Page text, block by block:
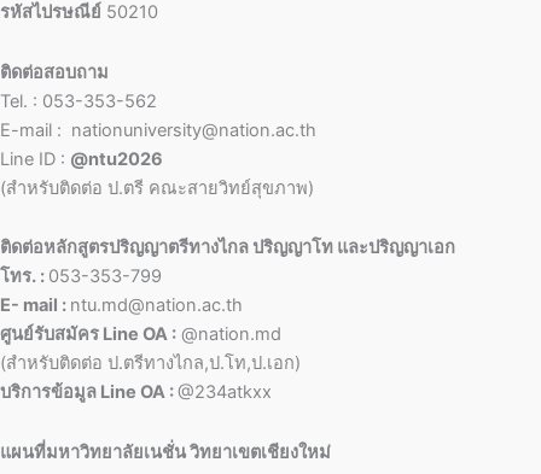
รหัสไปรษณีย์ 50210
ติดต่อสอบถาม
Tel. : 053-353-562
E-mail : nationuniversity@nation.ac.th
Line ID : @ntu2026
(สำหรับติดต่อ ป.ตรี คณะสายวิทย์สุขภาพ)
ติดต่อหลักสูตรปริญญาตรีทางไกล ปริญญาโท และปริญญาเอก
โทร. : 053-353-799
E- mail : ntu.md@nation.ac.th
ศูนย์รับสมัคร Line OA : @nation.md
(สำหรับติดต่อ ป.ตรีทางไกล,ป.โท,ป.เอก)
บริการข้อมูล Line OA :@234atkxx
แผนที่มหาวิทยาลัยเนชั่น วิทยาเขตเชียงใหม่